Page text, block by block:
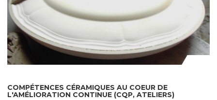
COMPÉTENCES CÉRAMIQUES AU COEUR DE
L'AMÉLIORATION CONTINUE (CQP, ATELIERS)